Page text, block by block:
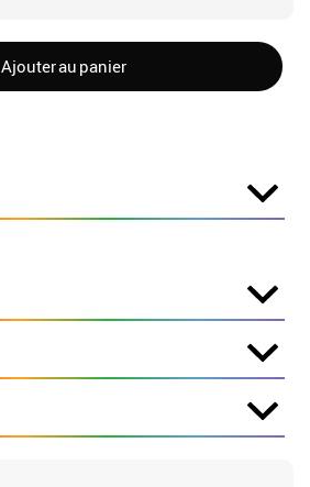
Ajouter au panier